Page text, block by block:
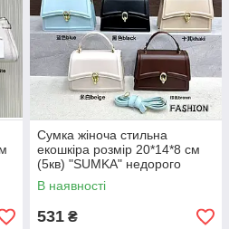
Сумка жіноча стильна
екошкіра розмір 20*14*8 см
(5кв) "SUMKA" недорого
гуртом від прямого
постачальника
В наявності
531 ₴